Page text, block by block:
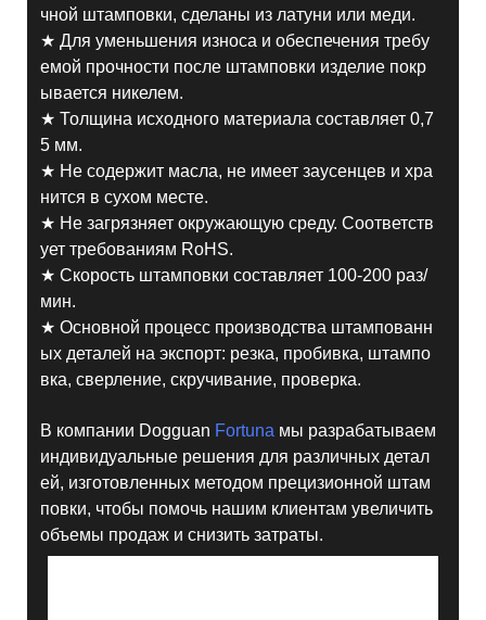
чной штамповки, сделаны из латуни или меди.
★ Для уменьшения износа и обеспечения требу
емой прочности после штамповки изделие покр
ывается никелем.
★ Толщина исходного материала составляет 0,7
5 мм.
★ Не содержит масла, не имеет заусенцев и хра
нится в сухом месте.
★ Не загрязняет окружающую среду. Соответств
ует требованиям RoHS.
★ Скорость штамповки составляет 100-200 раз/
мин.
★ Основной процесс производства штампованн
ых деталей на экспорт: резка, пробивка, штампо
вка, сверление, скручивание, проверка.
В компании Dogguan Fortuna мы разрабатываем
индивидуальные решения для различных детал
ей, изготовленных методом прецизионной штам
повки, чтобы помочь нашим клиентам увеличить
объемы продаж и снизить затраты.